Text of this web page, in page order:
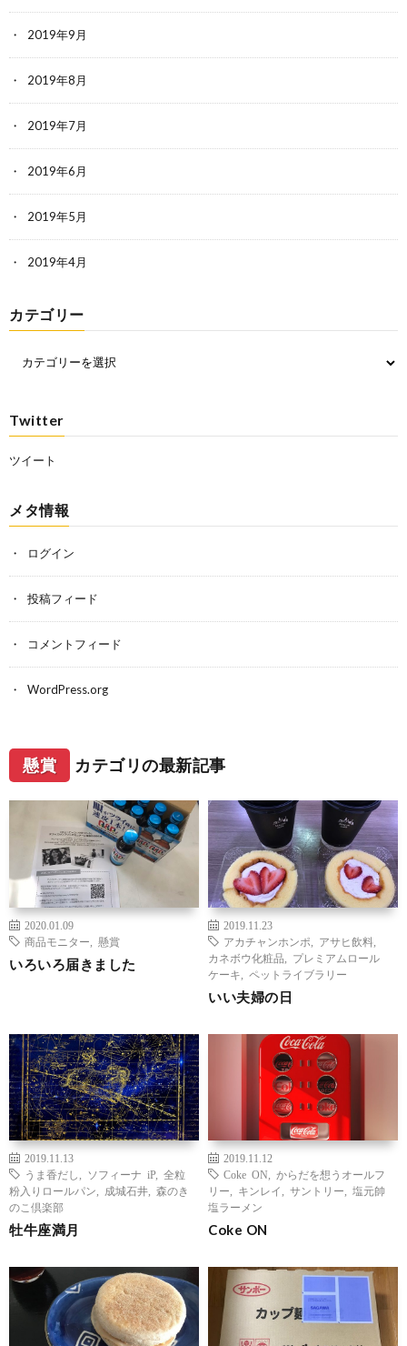
2019年9月
2019年8月
2019年7月
2019年6月
2019年5月
2019年4月
カテゴリー
Twitter
ツイート
メタ情報
ログイン
投稿フィード
コメントフィード
WordPress.org
懸賞 カテゴリの最新記事
2020.01.09
商品モニター
懸賞
いろいろ届きました
2019.11.23
アカチャンホンポ
アサヒ飲料
カネボウ化粧品
プレミアムロール
ケーキ
ペットライブラリー
いい夫婦の日
2019.11.13
うま香だし
ソフィーナ iP
全粒
粉入りロールパン
成城石井
森のき
のこ倶楽部
牡牛座満月
2019.11.12
Coke ON
からだを想うオールフ
リー
キンレイ サントリー
塩元帥
塩ラーメン
Coke ON